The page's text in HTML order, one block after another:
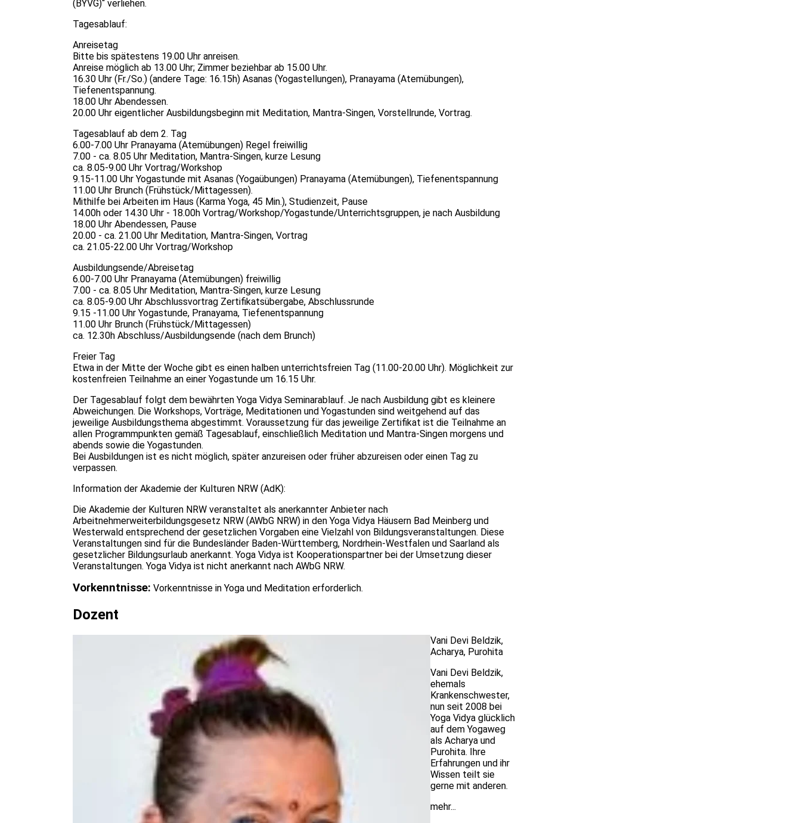
(BYVG)“ verliehen.
Tagesablauf:
Anreisetag
Bitte bis spätestens 19.00 Uhr anreisen.
Anreise möglich ab 13.00 Uhr; Zimmer beziehbar ab 15.00 Uhr.
16.30 Uhr (Fr./So.) (andere Tage: 16.15h) Asanas (Yogastellungen), Pranayama (Atemübungen),
Tiefenentspannung.
18.00 Uhr Abendessen.
20.00 Uhr eigentlicher Ausbildungsbeginn mit Meditation, Mantra-Singen, Vorstellrunde, Vortrag.
Tagesablauf ab dem 2. Tag
6.00-7.00 Uhr Pranayama (Atemübungen) Regel freiwillig
7.00 - ca. 8.05 Uhr Meditation, Mantra-Singen, kurze Lesung
ca. 8.05-9.00 Uhr Vortrag/Workshop
9.15-11.00 Uhr Yogastunde mit Asanas (Yogaübungen) Pranayama (Atemübungen), Tiefenentspannung
11.00 Uhr Brunch (Frühstück/Mittagessen).
Mithilfe bei Arbeiten im Haus (Karma Yoga, 45 Min.), Studienzeit, Pause
14.00h oder 14.30 Uhr - 18.00h Vortrag/Workshop/Yogastunde/Unterrichtsgruppen, je nach Ausbildung
18.00 Uhr Abendessen, Pause
20.00 - ca. 21.00 Uhr Meditation, Mantra-Singen, Vortrag
ca. 21.05-22.00 Uhr Vortrag/Workshop
Ausbildungsende/Abreisetag
6.00-7.00 Uhr Pranayama (Atemübungen) freiwillig
7.00 - ca. 8.05 Uhr Meditation, Mantra-Singen, kurze Lesung
ca. 8.05-9.00 Uhr Abschlussvortrag Zertifikatsübergabe, Abschlussrunde
9.15 -11.00 Uhr Yogastunde, Pranayama, Tiefenentspannung
11.00 Uhr Brunch (Frühstück/Mittagessen)
ca. 12.30h Abschluss/Ausbildungsende (nach dem Brunch)
Freier Tag
Etwa in der Mitte der Woche gibt es einen halben unterrichtsfreien Tag (11.00-20.00 Uhr). Möglichkeit zur
kostenfreien Teilnahme an einer Yogastunde um 16.15 Uhr.
Der Tagesablauf folgt dem bewährten Yoga Vidya Seminarablauf. Je nach Ausbildung gibt es kleinere
Abweichungen. Die Workshops, Vorträge, Meditationen und Yogastunden sind weitgehend auf das
jeweilige Ausbildungsthema abgestimmt. Voraussetzung für das jeweilige Zertifikat ist die Teilnahme an
allen Programmpunkten gemäß Tagesablauf, einschließlich Meditation und Mantra-Singen morgens und
abends sowie die Yogastunden.
Bei Ausbildungen ist es nicht möglich, später anzureisen oder früher abzureisen oder einen Tag zu
verpassen.
Information der Akademie der Kulturen NRW (AdK):
Die Akademie der Kulturen NRW veranstaltet als anerkannter Anbieter nach
Arbeitnehmerweiterbildungsgesetz NRW (AWbG NRW) in den Yoga Vidya Häusern Bad Meinberg und
Westerwald entsprechend der gesetzlichen Vorgaben eine Vielzahl von Bildungsveranstaltungen. Diese
Veranstaltungen sind für die Bundesländer Baden-Württemberg, Nordrhein-Westfalen und Saarland als
gesetzlicher Bildungsurlaub anerkannt. Yoga Vidya ist Kooperationspartner bei der Umsetzung dieser
Veranstaltungen. Yoga Vidya ist nicht anerkannt nach AWbG NRW.
Vorkenntnisse: Vorkenntnisse in Yoga und Meditation erforderlich.
Dozent
Vani Devi Beldzik,
Acharya, Purohita
Vani Devi Beldzik,
ehemals
Krankenschwester,
nun seit 2008 bei
Yoga Vidya glücklich
auf dem Yogaweg
als Acharya und
Purohita. Ihre
Erfahrungen und ihr
Wissen teilt sie
gerne mit anderen.
mehr...